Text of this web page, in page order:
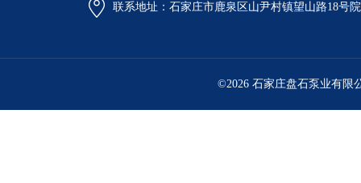
联系地址：石家庄市鹿泉区山尹村镇望山路18号
©2026 石家庄盘石泵业有限